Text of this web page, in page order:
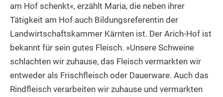
am Hof schenkt«, erzählt Maria, die neben ihrer
Tätigkeit am Hof auch Bildungsreferentin der
Landwirtschaftskammer Kärnten ist. Der Arich-Hof ist
bekannt für sein gutes Fleisch. »Unsere Schweine
schlachten wir zuhause, das Fleisch vermarkten wir
entweder als Frischfleisch oder Dauerware. Auch das
Rindfleisch verarbeiten wir zuhause und vermarkten